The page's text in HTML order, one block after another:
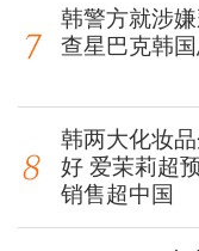
韩警方就涉
查星巴克韩
韩两大化妆
好 爱茉莉超
销售超中国